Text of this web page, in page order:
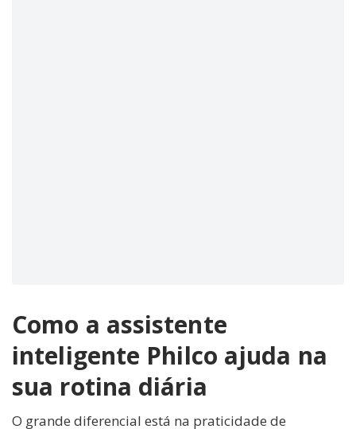
Como a assistente
inteligente Philco ajuda na
sua rotina diária
O grande diferencial está na praticidade de